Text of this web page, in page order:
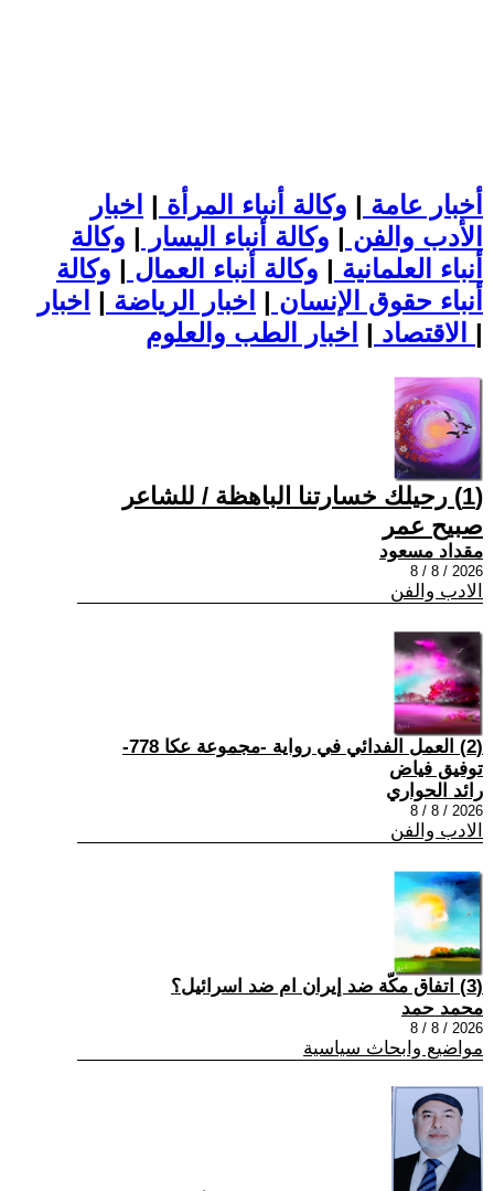
أخبار عامة | وكالة أنباء المرأة | اخبار
الأدب والفن | وكالة أنباء اليسار | وكالة
أنباء العلمانية | وكالة أنباء العمال | وكالة
أنباء حقوق الإنسان | اخبار الرياضة | اخبار
الاقتصاد | |
(1) رحيلك خسارتنا الباهظة / للشاعر
صبيح عمر
مقداد مسعود
2026 / 8 / 8
الادب والفن
(2) العمل الفدائي في رواية -مجموعة عكا 778-
توفيق فياض
رائد الحواري
2026 / 8 / 8
الادب والفن
(3) اتفاق مكّة ضد إيران ام ضد اسرائيل؟
محمد حمد
2026 / 8 / 8
مواضيع وابحاث سياسية